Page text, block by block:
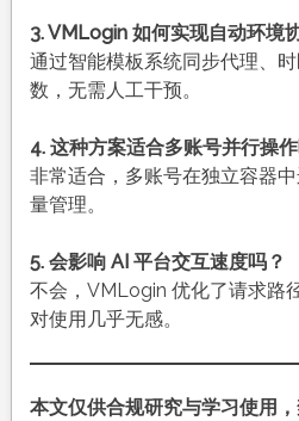
3. VMLogin 如何实现自动环境
通过智能模板系统同步代理、
数，无需人工干预。
4. 这种方案适合多账号并行操
非常适合，多账号在独立容器
量管理。
5. 会影响 AI 平台交互速度吗？
不会，VMLogin 优化了请求路
对使用几乎无感。
本文仅供合规研究与学习使用